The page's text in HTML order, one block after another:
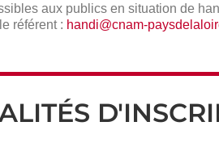
aux publics en situation de
référent : handi@cnam-